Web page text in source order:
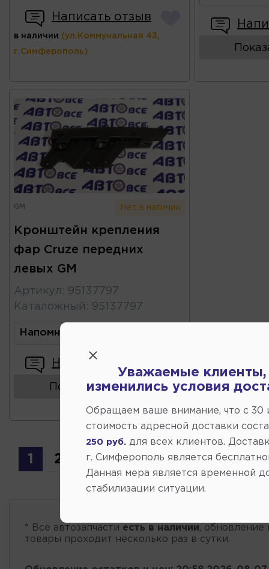
Написать отзыв
в наличии (ул.Коммунальная 43,
г.Симферополь)
GM Нет в наличии
Кронштейн крепления
фар Cruze передних
левых GM
Артикул : 95137797
Каталожный : 95137797
Напомнить о поступлении
Написать отзыв
Показать аналоги
1 2
* Все автозапчасти есть в наличии, обновление
товары проходит несколько раз в сутки.
Уважаемые клиенты,
изменились условия
Обращаем ваше внимание, что c 30
стоимость адресной доставки
250 руб. для всех клиентов.
г. Симферополь является
Данная мера является временной
стабилизации ситуации.